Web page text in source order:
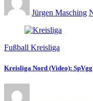
Jürgen Masching
Fußball Kreisliga
Kreisliga Nord (Video):